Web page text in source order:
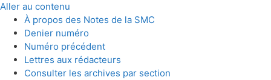
Aller au contenu
À propos des Notes de la SMC
Denier numéro
Numéro précédent
Lettres aux rédacteurs
Consulter les archives par section